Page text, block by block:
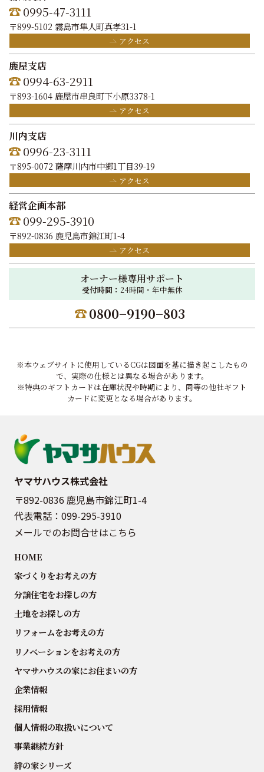
0995-47-3111
〒899-5102 霧島市隼人町真孝31-1
アクセス
鹿屋支店
0994-63-2911
〒893-1604 鹿屋市串良町下小原3378-1
アクセス
川内支店
0996-23-3111
〒895-0072 薩摩川内市中郷1丁目39-19
アクセス
経営企画本部
099-295-3910
〒892-0836 鹿児島市錦江町1-4
アクセス
オーナー様専用サポート
受付時間： 24時間・年中無休
0800−9190−803
※本ウェブサイトに使用しているCGは図面を基に描き起こしたもの
で、実際の仕様とは異なる場合があります。
※特典のギフトカードは在庫状況や時期により、同等の他社ギフト
カードに変更となる場合があります。
ヤマサハウス株式会社
〒892-0836 鹿児島市錦江町1-4
代表電話： 099-295-3910
メールでのお問合せはこちら
HOME
家づくりをお考えの方
分譲住宅をお探しの方
土地をお探しの方
リフォームをお考えの方
リノベーションをお考えの方
ヤマサハウスの家にお住まいの方
企業情報
採用情報
個人情報の取扱いについて
事業継続方針
絆の家シリーズ